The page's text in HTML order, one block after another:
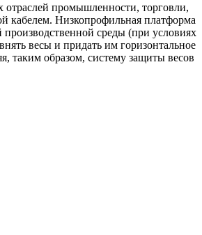
промышленности, торговли,
кабелем. Низкопрофильная платформа
среды (при условиях
весы и придать им горизонтальное
таким образом, систему защиты весов